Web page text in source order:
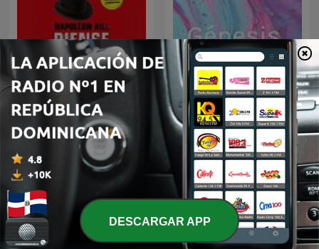
Piense y hágase rico
(Napoleon Hill)
Génesis
DESCARGAR APP